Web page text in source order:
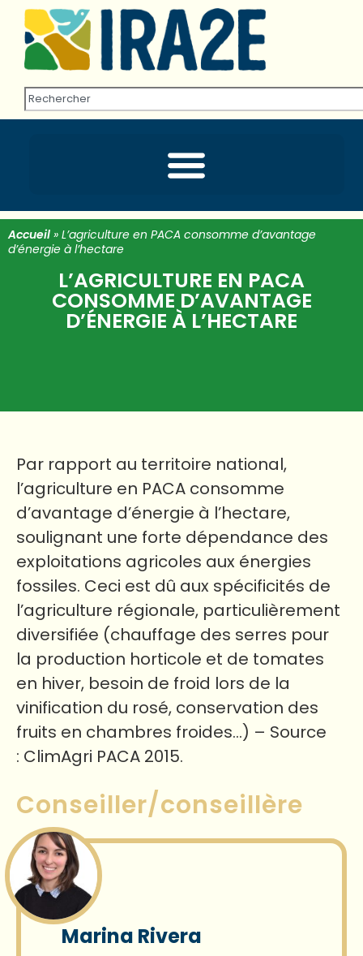
Accueil » L’agriculture en PACA consomme d’avantage
d’énergie à l’hectare
L’AGRICULTURE EN PACA
CONSOMME D’AVANTAGE
D’ÉNERGIE À L’HECTARE
Par rapport au territoire national,
l’agriculture en PACA consomme
d’avantage d’énergie à l’hectare,
soulignant une forte dépendance des
exploitations agricoles aux énergies
fossiles. Ceci est dû aux spécificités de
l’agriculture régionale, particulièrement
diversifiée (chauffage des serres pour
la production horticole et de tomates
en hiver, besoin de froid lors de la
vinification du rosé, conservation des
fruits en chambres froides…) – Source
: ClimAgri PACA 2015.
Conseiller/conseillère
Marina Rivera